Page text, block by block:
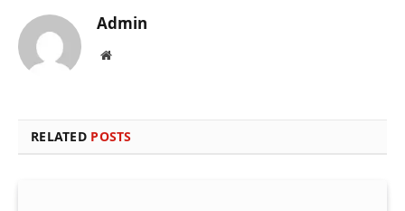
Admin
Website
RELATED POSTS